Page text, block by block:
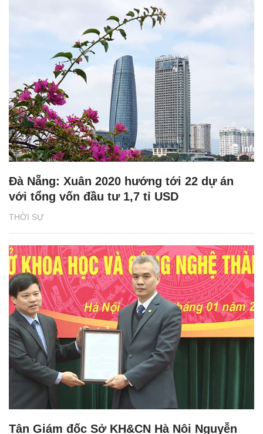
THỜI SỰ
Đà Nẵng: Xuân 2020 hướng tới 22 dự án
với tổng vốn đầu tư 1,7 tỉ USD
Tân Giám đốc Sở KH&CN Hà Nội Nguyễn